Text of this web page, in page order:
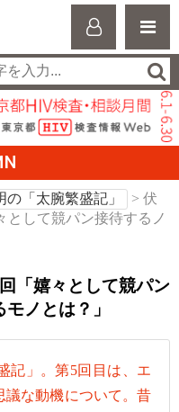
の「太腕繁盛記」
> 伏
として競パン接待するノ
「嬉々として競パン
ノとは？」
記」。第5回目は、エ
議な動機について。昔